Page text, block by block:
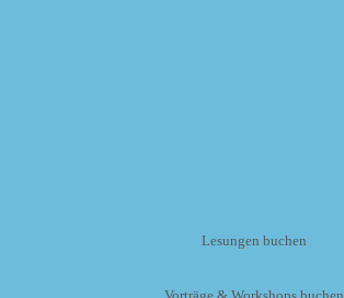
Lesungen buchen